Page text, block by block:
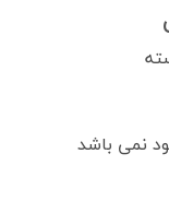
نمی باشد